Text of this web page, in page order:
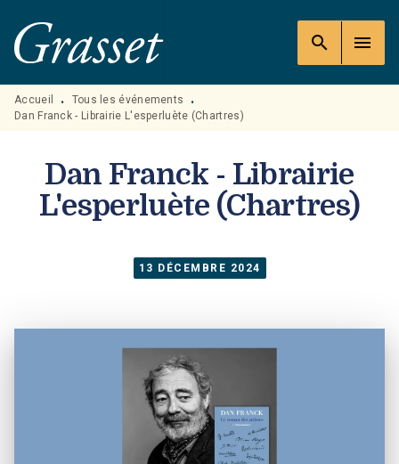
MENU RECHERCHE
PIED DE PAGE
search menu
Accueil • Tous les événements
•
Dan Franck - Librairie L'esperluète (Chartres)
Dan Franck - Librairie
L'esperluète (Chartres)
13 DÉCEMBRE 2024